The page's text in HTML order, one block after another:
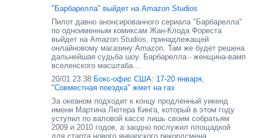
"Барбарелла" выйдет на Amazon Studios
Пилот давно анонсированного сериала "Барбарелла"
по одноименным комиксам Жан-Клода Фореста
выйдет на Amazon Studios, принадлежащей
онлайновому магазину Amazon. Там же будет решена
дальнейшая судьба шоу. Барбарелла - женщина-вамп
вселенского масштаба...
20/01 23:38 Бокс-офис США: 17-20 января,
"Совместная поездка" жмет на газ
За океаном подходит к концу продленный уикенд
имени Мартина Лютера Кинга, который в этом году
уступил по валовой кассе лишь своим собратьям
2009 и 2010 годов, а заодно послужил площадкой
для старта нового январского рекордсмена...